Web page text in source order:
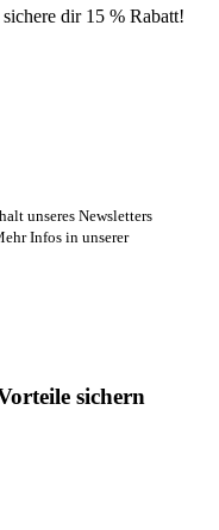
dir 15 % Rabatt!
unseres Newsletters
Infos in unserer
sichern